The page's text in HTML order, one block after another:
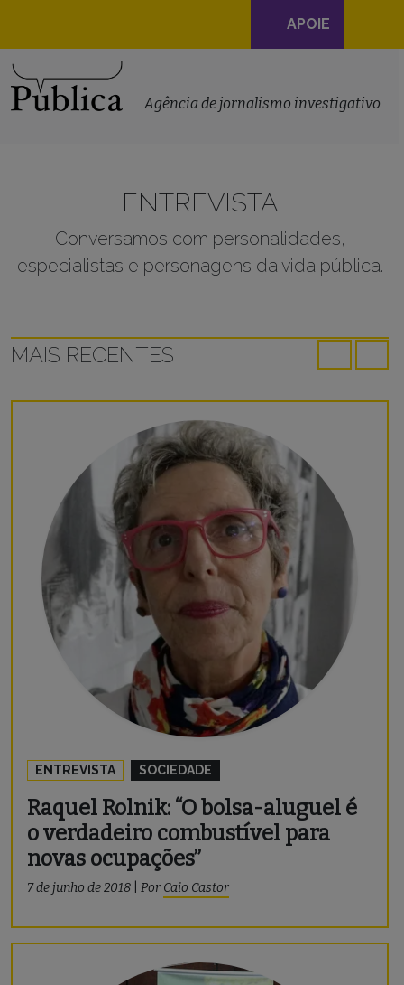
Navegação
principal
APOIE
Agência de jornalismo investigativo
ENTREVISTA
Conversamos com personalidades,
especialistas e personagens da vida pública.
MAIS RECENTES
ENTREVISTA SOCIEDADE
Raquel Rolnik: “O bolsa-aluguel é
o verdadeiro combustível para
novas ocupações”
7 de junho de 2018 Por Caio Castor